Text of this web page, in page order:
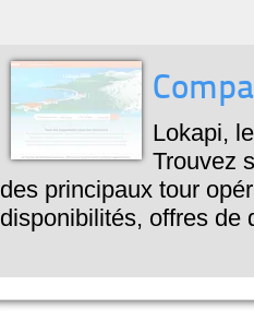
Lokapi,
Trouvez
des principaux tour
disponibilités, offres de